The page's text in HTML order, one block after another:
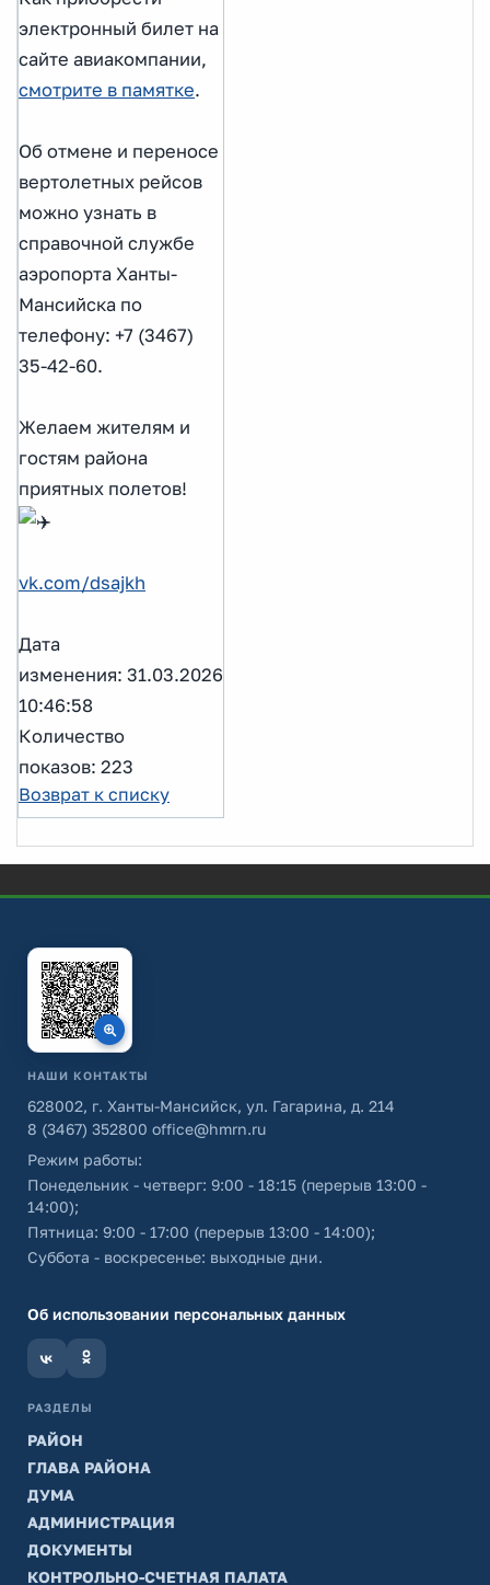
электронный билет на
сайте авиакомпании,
смотрите в памятке.
Об отмене и переносе
вертолетных рейсов
можно узнать в
справочной службе
аэропорта Ханты-
Мансийска по
телефону: +7 (3467)
35-42-60.
Желаем жителям и
гостям района
приятных полетов!
vk.com/dsajkh
Дата
изменения: 31.03.2026
10:46:58
Количество
показов: 223
Возврат к списку
НАШИ КОНТАКТЫ
628002, г. Ханты-Мансийск, ул. Гагарина, д. 214
8 (3467) 352800 office@hmrn.ru
Режим работы:
Понедельник - четверг: 9:00 - 18:15 (перерыв 13:00 -
14:00);
Пятница: 9:00 - 17:00 (перерыв 13:00 - 14:00);
Суббота - воскресенье: выходные дни.
Об использовании персональных данных
РАЗДЕЛЫ
РАЙОН
ГЛАВА РАЙОНА
ДУМА
АДМИНИСТРАЦИЯ
ДОКУМЕНТЫ
КОНТРОЛЬНО-СЧЕТНАЯ ПАЛАТА